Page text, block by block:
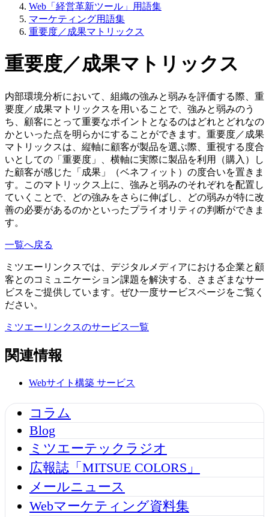
Web「経営革新ツール」用語集
マーケティング用語集
重要度／成果マトリックス
重要度／成果マトリックス
内部環境分析において、組織の強みと弱みを評価する際、重
要度／成果マトリックスを用いることで、強みと弱みのう
ち、顧客にとって重要なポイントとなるのはどれとどれなの
かといった点を明らかにすることができます。重要度／成果
マトリックスは、縦軸に顧客が製品を選ぶ際、重視する度合
いとしての「重要度」、横軸に実際に製品を利用（購入）し
た顧客が感じた「成果」（ベネフィット）の度合いを置きま
す。このマトリックス上に、強みと弱みのそれぞれを配置し
ていくことで、どの強みをさらに伸ばし、どの弱みが特に改
善の必要があるのかといったプライオリティの判断ができま
す。
一覧へ戻る
ミツエーリンクスでは、デジタルメディアにおける企業と顧
客とのコミュニケーション課題を解決する、さまざまなサー
ビスをご提供しています。ぜひ一度サービスページをご覧く
ださい。
ミツエーリンクスのサービス一覧
関連情報
Webサイト構築 サービス
コラム
Blog
ミツエーテックラジオ
広報誌「MITSUE COLORS」
メールニュース
Webマーケティング資料集